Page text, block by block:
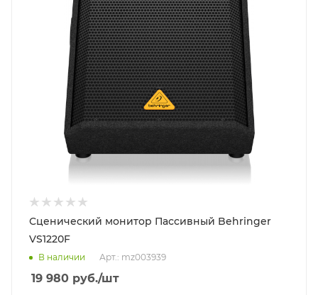
Сценический монитор Пассивный Behringer
VS1220F
В наличии Арт.: mz003939
19 980 руб./шт